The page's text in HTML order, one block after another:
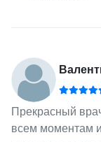
Прекрасный
всем моментам